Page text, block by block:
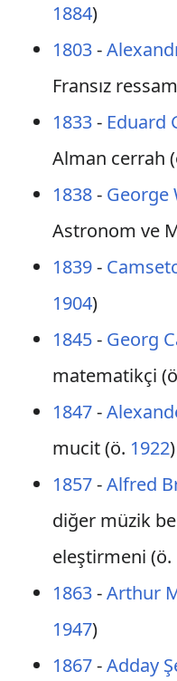
1884)
1803-
Fransız
1833- Eduard
Alman cerrah
1838- George
Astronom ve
1839-
1904)
1845- Georg
matematikçi
1847-
mucit (ö. 1922)
1857-Alfred
diğer müzik
eleştirmeni (ö.
1863-Arthur
1947)
1867-Adday